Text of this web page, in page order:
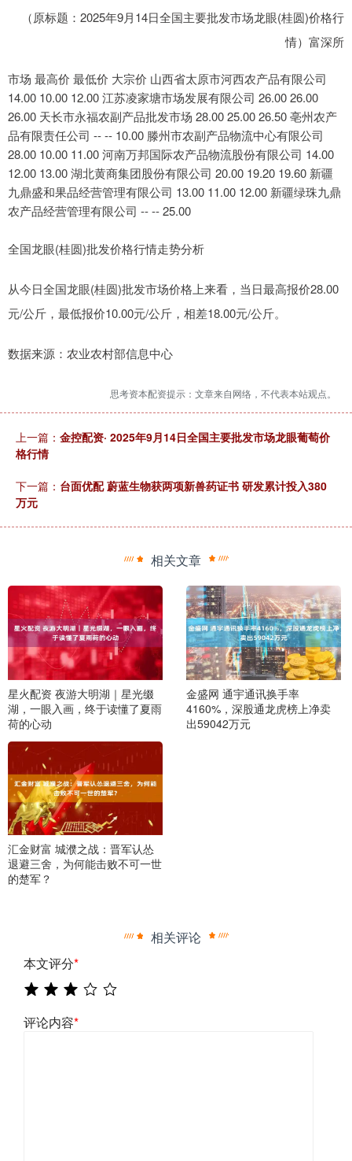
（原标题：2025年9月14日全国主要批发市场龙眼(桂圆)价格行
情）富深所
市场 最高价 最低价 大宗价 山西省太原市河西农产品有限公司
14.00 10.00 12.00 江苏凌家塘市场发展有限公司 26.00 26.00
26.00 天长市永福农副产品批发市场 28.00 25.00 26.50 亳州农产
品有限责任公司 -- -- 10.00 滕州市农副产品物流中心有限公司
28.00 10.00 11.00 河南万邦国际农产品物流股份有限公司 14.00
12.00 13.00 湖北黄商集团股份有限公司 20.00 19.20 19.60 新疆
九鼎盛和果品经营管理有限公司 13.00 11.00 12.00 新疆绿珠九鼎
农产品经营管理有限公司 -- -- 25.00
全国龙眼(桂圆)批发价格行情走势分析
从今日全国龙眼(桂圆)批发市场价格上来看，当日最高报价28.00
元/公斤，最低报价10.00元/公斤，相差18.00元/公斤。
数据来源：农业农村部信息中心
思考资本配资提示：文章来自网络，不代表本站观点。
上一篇： 金控配资· 2025年9月14日全国主要批发市场龙眼葡萄价
格行情
下一篇： 台面优配 蔚蓝生物获两项新兽药证书 研发累计投入380
万元
相关文章
星火配资 夜游大明湖｜星光缀
湖，一眼入画，终于读懂了夏雨
荷的心动
金盛网 通宇通讯换手率
4160%，深股通龙虎榜上净卖
出59042万元
汇金财富 城濮之战：晋军认怂
退避三舍，为何能击败不可一世
的楚军？
相关评论
本文评分*
评论内容*